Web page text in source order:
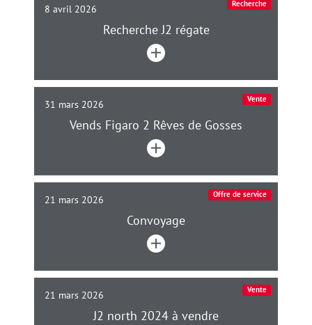
8 avril 2026 Recherche
Recherche J2 régate
31 mars 2026 Vente
Vends Figaro 2 Rêves de Gosses
21 mars 2026 Offre de service
Convoyage
21 mars 2026 Vente
J2 north 2024 à vendre